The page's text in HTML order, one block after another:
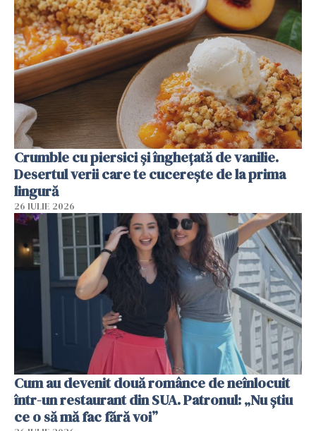
Crumble cu piersici și înghețată de vanilie.
Desertul verii care te cucerește de la prima
lingură
26 IULIE 2026
Cum au devenit două românce de neînlocuit
într-un restaurant din SUA. Patronul: „Nu știu
ce o să mă fac fără voi”